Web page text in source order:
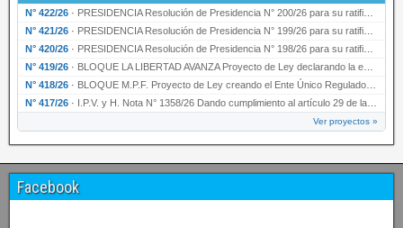
N° 422/26 · PRESIDENCIA Resolución de Presidencia N° 200/26 para su ratificación.
N° 421/26 · PRESIDENCIA Resolución de Presidencia N° 199/26 para su ratificación.
N° 420/26 · PRESIDENCIA Resolución de Presidencia N° 198/26 para su ratificación.
N° 419/26 · BLOQUE LA LIBERTAD AVANZA Proyecto de Ley declarando la esencialidad del servicio educativ…
N° 418/26 · BLOQUE M.P.F. Proyecto de Ley creando el Ente Único Regulador de servicios públicos de la …
N° 417/26 · I.P.V. y H. Nota N° 1358/26 Dando cumplimiento al artículo 29 de la Ley provincial N° 1399…
Ver proyectos »
Facebook